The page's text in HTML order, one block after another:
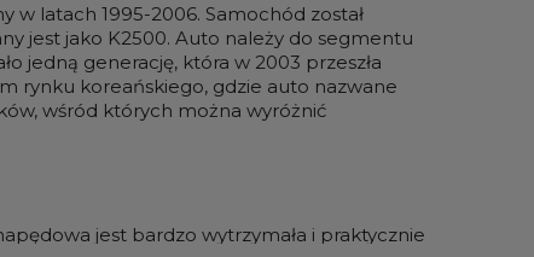
latach 1995-2006. Samochód został
jest jako K2500. Auto należy do segmentu
jedną generację, która w 2003 przeszła
rynku koreańskiego, gdzie auto nazwane
wśród których można wyróżnić
jest bardzo wytrzymała i praktycznie